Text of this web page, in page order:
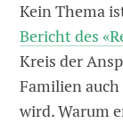
Kein Thema
Bericht des
Kreis der
Familien
wird. Warum